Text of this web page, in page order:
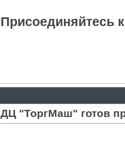
Присоединяйтесь
ДЦ "ТоргМаш" готов